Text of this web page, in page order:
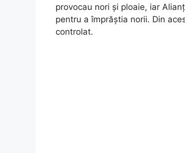
provocau nori și ploaie, iar
pentru a împrăștia norii. Din
controlat.